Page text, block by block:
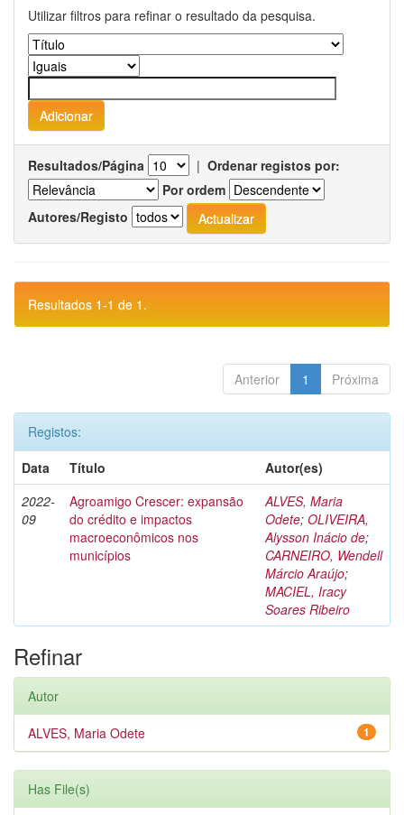
Utilizar filtros para refinar o resultado da pesquisa.
Resultados/Página | Ordenar registos por:
Por ordem
Autores/Registo
Resultados 1-1 de 1.
Anterior 1 Próxima
Registos:
Data
Título
Autor(es)
2022-
09
Agroamigo Crescer: expansão
do crédito e impactos
macroeconômicos nos
municípios
ALVES, Maria
Odete; OLIVEIRA,
Alysson Inácio de;
CARNEIRO, Wendell
Márcio Araújo;
MACIEL, Iracy
Soares Ribeiro
Refinar
Autor
1
ALVES, Maria Odete
Has File(s)